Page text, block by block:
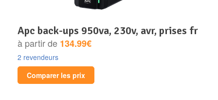
apc back-ups 950va, 230v, avr, prises fr
à partir de 134.99€
2 revendeurs
Comparer les prix